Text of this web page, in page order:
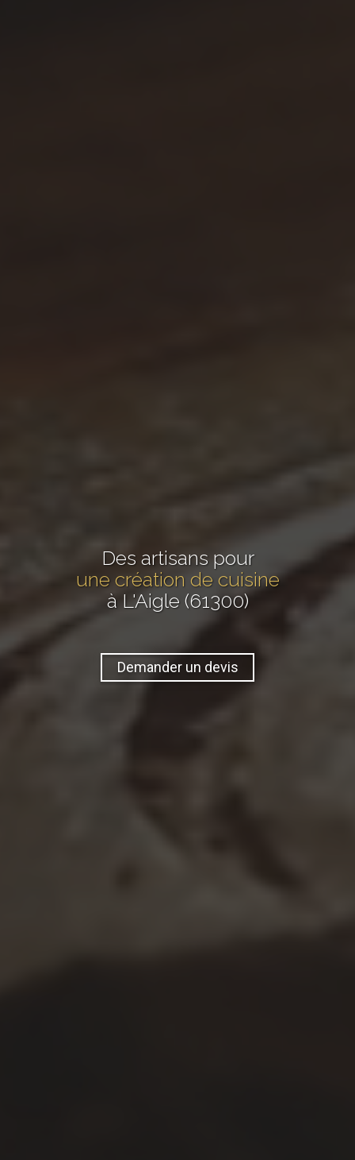
Des artisans pour
une création de cuisine
à L'Aigle (61300)
Demander un devis